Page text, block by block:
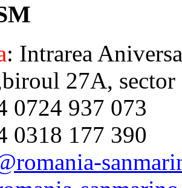
: Intrarea
27A, sector
0724 937 073
0318 177 390